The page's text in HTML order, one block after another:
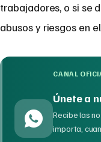
trabajadores, o si se
abusos y riesgos en
CANAL
Únete a
Recibe las
importa,